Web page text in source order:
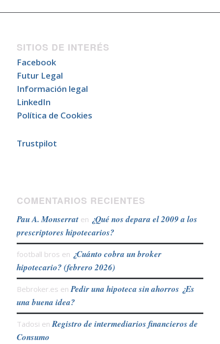
SITIOS DE INTERÉS
Facebook
Futur Legal
Información legal
LinkedIn
Política de Cookies
Trustpilot
COMENTARIOS RECIENTES
Pau A. Monserraten ¿Qué nos depara el 2009 a los
prescriptores hipotecarios?
football bros en ¿Cuánto cobra un broker
hipotecario? (febrero 2026)
Bebroker.es enPedir una hipoteca sin ahorros ¿Es
una buena idea?
Tadosi enRegistro de intermediarios financieros de
Consumo